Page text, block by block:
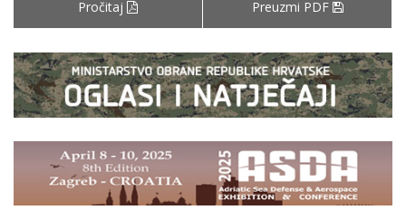
Pročitaj Preuzmi PDF